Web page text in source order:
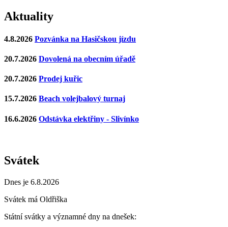
Aktuality
4.8.2026 Pozvánka na Hasičskou jízdu
20.7.2026 Dovolená na obecním úřadě
20.7.2026 Prodej kuřic
15.7.2026 Beach volejbalový turnaj
16.6.2026 Odstávka elektřiny - Slivínko
Svátek
Dnes je 6.8.2026
Svátek má Oldřiška
Státní svátky a významné dny na dnešek: